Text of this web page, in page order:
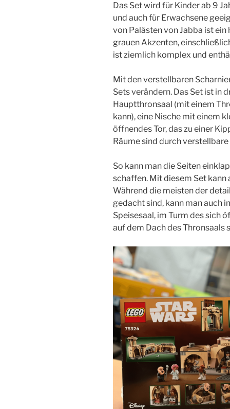
Das Set wird für Kinder ab 9
und auch für Erwachsene
von Palästen von Jabba ist
grauen Akzenten,
ist ziemlich komplex und
Mit den verstellbaren
Sets verändern. Das Set ist in
Hauptthronsaal (mit einem
kann), eine Nische mit einem
öffnendes Tor, das zu einer
Räume sind durch
So kann man die Seiten
schaffen. Mit diesem Set
Während die meisten der
gedacht sind, kann man auch
Speisesaal, im Turm des sich
auf dem Dach des Thronsaals